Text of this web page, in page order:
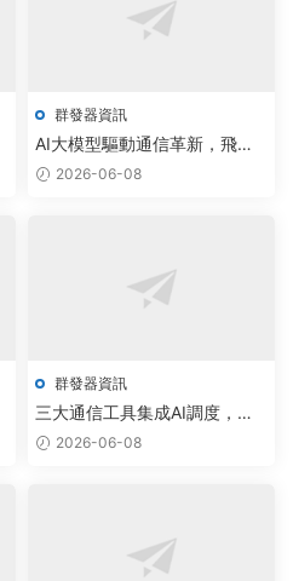
群發器資訊
AI大模型驅動通信革新，飛機
群發器與電報拉人軟件免費版
2026-06-08
群發器資訊
三大通信工具集成AI調度，驅
動行業群發效率提升40%
2026-06-08